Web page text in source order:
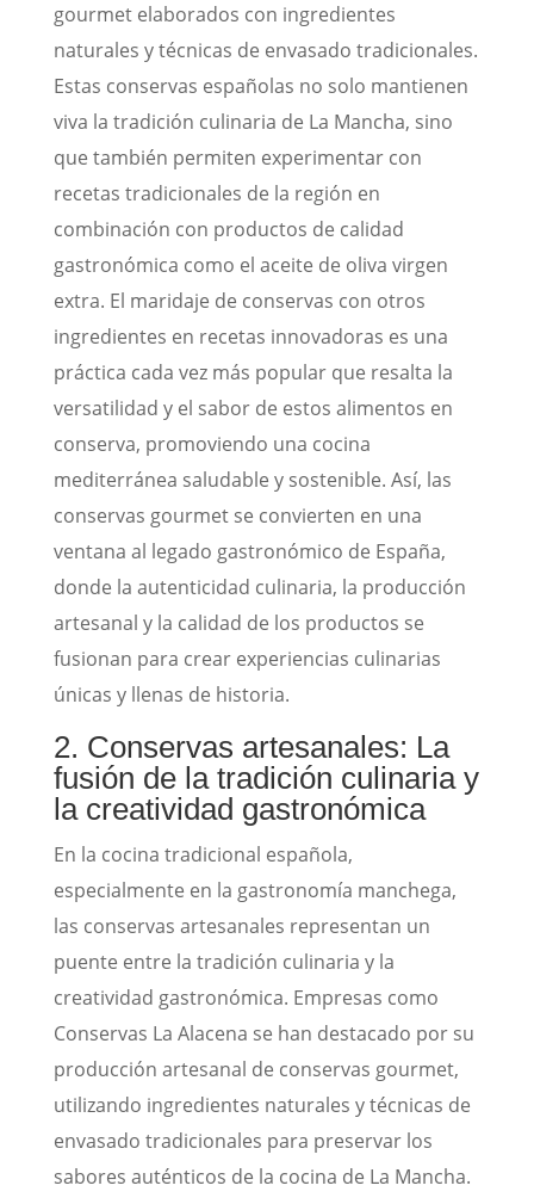
gourmet elaborados con ingredientes
naturales y técnicas de envasado tradicionales.
Estas conservas españolas no solo mantienen
viva la tradición culinaria de La Mancha, sino
que también permiten experimentar con
recetas tradicionales de la región en
combinación con productos de calidad
gastronómica como el aceite de oliva virgen
extra. El maridaje de conservas con otros
ingredientes en recetas innovadoras es una
práctica cada vez más popular que resalta la
versatilidad y el sabor de estos alimentos en
conserva, promoviendo una cocina
mediterránea saludable y sostenible. Así, las
conservas gourmet se convierten en una
ventana al legado gastronómico de España,
donde la autenticidad culinaria, la producción
artesanal y la calidad de los productos se
fusionan para crear experiencias culinarias
únicas y llenas de historia.
2. Conservas artesanales: La
fusión de la tradición culinaria y
la creatividad gastronómica
En la cocina tradicional española,
especialmente en la gastronomía manchega,
las conservas artesanales representan un
puente entre la tradición culinaria y la
creatividad gastronómica. Empresas como
Conservas La Alacena se han destacado por su
producción artesanal de conservas gourmet,
utilizando ingredientes naturales y técnicas de
envasado tradicionales para preservar los
sabores auténticos de la cocina de La Mancha.